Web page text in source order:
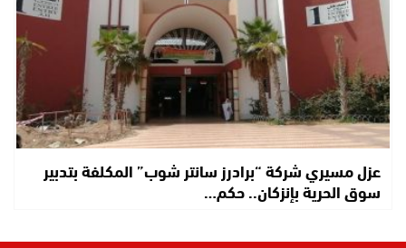
عزل مسيري شركة “برادرز سانتر شوب” المكلفة بتدبير
سوق الحرية بإنزكان.. حكم…